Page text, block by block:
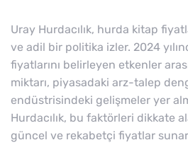
Uray Hurdacılık, hurda kitap
ve adil bir politika izler. 2024
fiyatlarını belirleyen etkenler
miktarı, piyasadaki arz-talep
endüstrisindeki gelişmeler yer
Hurdacılık, bu faktörleri dikkate
güncel ve rekabetçi fiyatlar